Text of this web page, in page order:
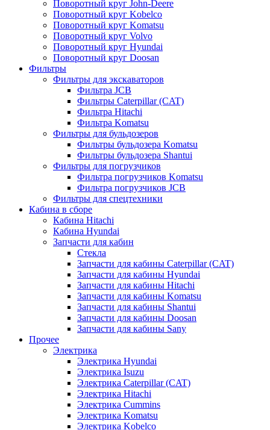
Поворотный круг John-Deere
Поворотный круг Kobelco
Поворотный круг Komatsu
Поворотный круг Volvo
Поворотный круг Hyundai
Поворотный круг Doosan
Фильтры
Фильтры для экскаваторов
Фильтра JCB
Фильтры Caterpillar (CAT)
Фильтра Hitachi
Фильтра Komatsu
Фильтры для бульдозеров
Фильтры бульдозера Komatsu
Фильтры бульдозера Shantui
Фильтры для погрузчиков
Фильтра погрузчиков Komatsu
Фильтра погрузчиков JCB
Фильтры для спецтехники
Кабина в сборе
Кабина Hitachi
Кабина Hyundai
Запчасти для кабин
Стекла
Запчасти для кабины Caterpillar (CAT)
Запчасти для кабины Hyundai
Запчасти для кабины Hitachi
Запчасти для кабины Komatsu
Запчасти для кабины Shantui
Запчасти для кабины Doosan
Запчасти для кабины Sany
Прочее
Электрика
Электрика Hyundai
Электрика Isuzu
Электрика Caterpillar (CAT)
Электрика Hitachi
Электрика Cummins
Электрика Komatsu
Электрика Kobelco